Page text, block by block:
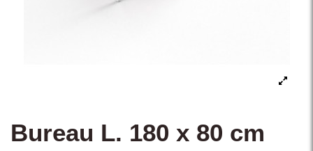
Bureau L. 180 x 80 cm